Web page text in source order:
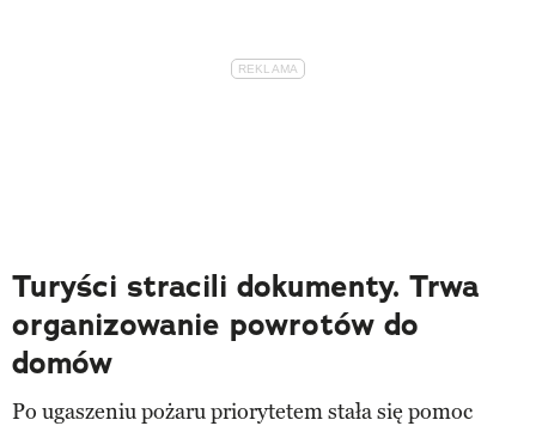
Turyści stracili dokumenty. Trwa
organizowanie powrotów do
domów
Po ugaszeniu pożaru priorytetem stała się pomoc